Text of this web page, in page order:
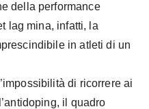
della performance
lag mina, infatti, la
in atleti di un
di ricorrere ai
il quadro